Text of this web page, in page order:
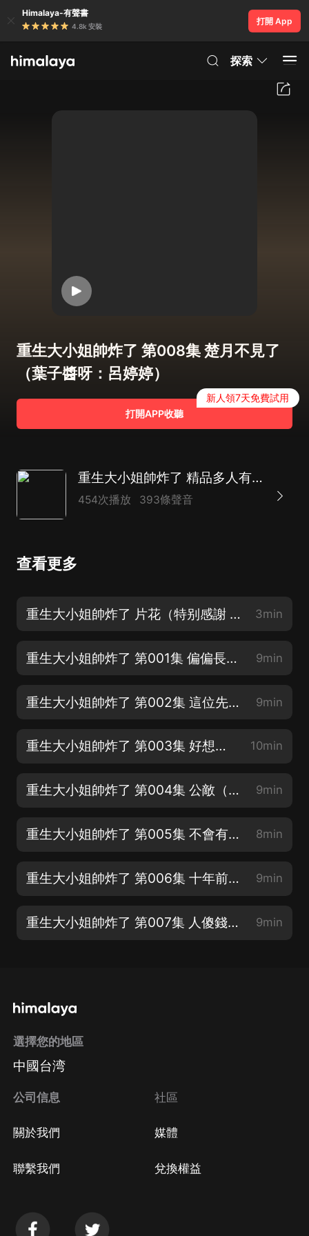
Himalaya-有聲書
4.8k 安裝
打開 App
探索
重生大小姐帥炸了 第008集 楚月不見了
（葉子醬呀：呂婷婷）
打開APP收聽
新人領7天免費試用
重生大小姐帥炸了 精品多人有聲劇
454次播放 393條聲音
查看更多
重生大小姐帥炸了 片花（特别感謝 墨夜有聲 友情客串~） 3min
重生大小姐帥炸了 第001集 偏偏長了張嘴（薇998：南喬） 9min
重生大小姐帥炸了 第002集 這位先生，我們不熟好嗎？（愚石：季揚） 9min
重生大小姐帥炸了 第003集 好想選根繩子（瀞小魚兒：季燕城） 10min
重生大小姐帥炸了 第004集 公敵（碎片：南希） 9min
重生大小姐帥炸了 第005集 不會有意外（歡喜傑聲：楚墨風） 8min
重生大小姐帥炸了 第006集 十年前我就認定了她（靜靜地月光：康蔓雲） 9min
重生大小姐帥炸了 第007集 人傻錢多還惜命（棲木素緣：南林華） 9min
選擇您的地區
中國台湾
公司信息
關於我們
聯繫我們
社區
媒體
兌換權益